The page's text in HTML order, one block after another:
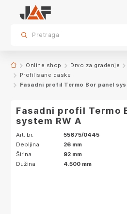
sr.skip-to.main-content
sr.skip-to.table-of-contents
sr.skip-to.main-navigation
Specifikacije
Karakteristike
Video snimci proizvoda
Pretraga
Online shop Drvo za građenje
Profilisane daske
Fasadni profil Termo Bor panel
Fasadni profil Termo
system RW A
Art. br.
55675/0445
Debljina
26 mm
Širina
92 mm
Dužina
4.500 mm